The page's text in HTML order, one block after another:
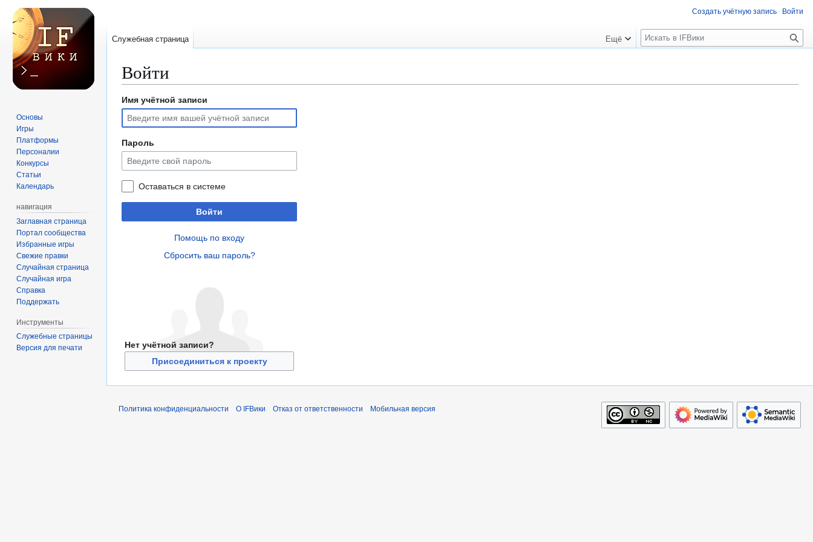
Войти
Перейти
навигации
Перейти
поиску
Имя учётной записи
Пароль
Оставаться в системе
Войти
Помощь по входу
Сбросить ваш пароль?
Нет учётной записи?
Присоединиться к проекту
Создать учётную запись Войти
Служебная страница Ещё
П
о
к
Основы
Игры
Платформы
Персоналии
Конкурсы
Статьи
Календарь
навигация
Заглавная страница
Портал сообщества
Избранные игры
Свежие правки
Случайная страница
Случайная игра
Справка
Поддержать
Инструменты
Служебные страницы
Версия для печати
Политика конфиденциальности О IFВики Отказ от ответственности Мобильная версия